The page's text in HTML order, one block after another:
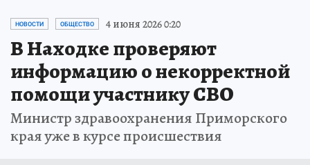
НОВОСТИ ОБЩЕСТВО 4 июня 2026 0:20
В Находке проверяют
информацию о некорректной
помощи участнику СВО
Министр здравоохранения Приморского
края уже в курсе происшествия